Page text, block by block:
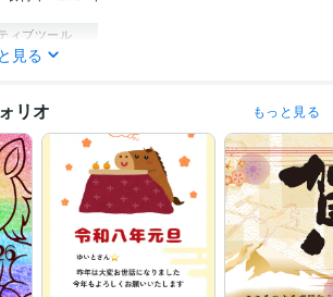
ィブツール
年 人見知り:99年
:99年個性的:99年マイペース:99年 共感力:99年
年癒し系ボイス:99年恋愛体質:99年
爽やか:99年
年聴く力:99年逆思考:99年優しさ:99年
グ チャレンジ精神 アニメ鑑賞
怒ることがない
に隠れる人見知り 学びに貪欲なゆいと 24歳で家
✨☘
共感するけど否定はしないよ✨
見る
リオ もっと見る